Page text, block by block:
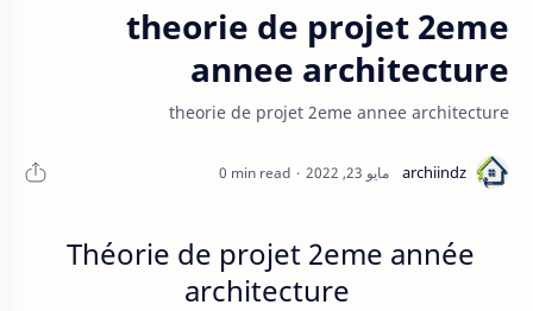
theorie de projet 2eme
annee architecture
theorie de projet 2eme annee architecture
0 min read
Théorie de projet 2eme année
architecture